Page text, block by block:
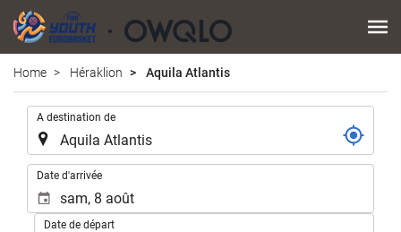
Home Héraklion Aquila Atlantis
A destination de
Date d'arrivée
Date de départ